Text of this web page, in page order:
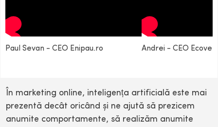
Paul Sevan - CEO Enipau.ro Andrei - CEO
În marketing online, inteligența artificială este mai
prezentă decât oricând și ne ajută să prezicem
anumite comportamente, să realizăm anumite